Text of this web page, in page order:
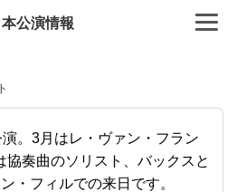
公演情報
。3月はレ・ヴァン・フラン
協奏曲のソリスト、バックスと
・フィルでの来日です。